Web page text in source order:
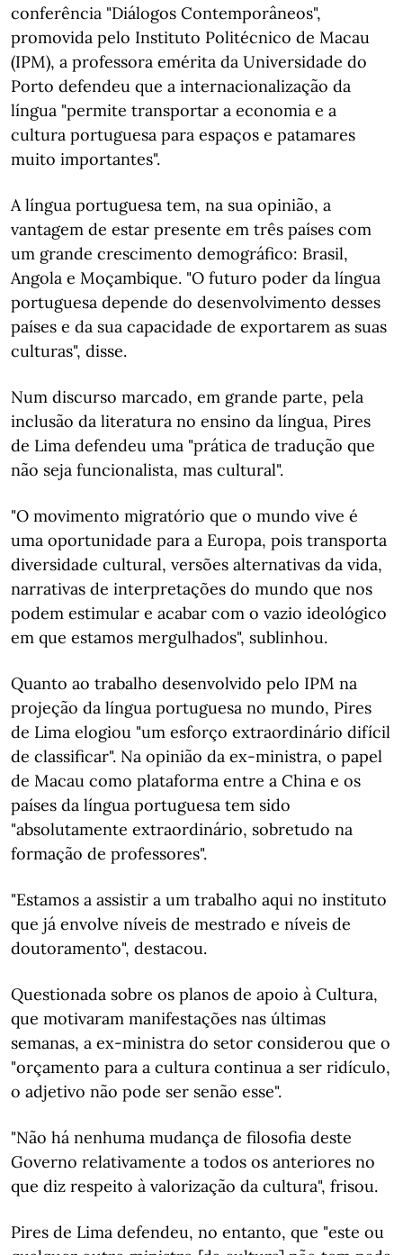
conferência "Diálogos Contemporâneos",
promovida pelo Instituto Politécnico de Macau
(IPM), a professora emérita da Universidade do
Porto defendeu que a internacionalização da
língua "permite transportar a economia e a
cultura portuguesa para espaços e patamares
muito importantes".
A língua portuguesa tem, na sua opinião, a
vantagem de estar presente em três países com
um grande crescimento demográfico: Brasil,
Angola e Moçambique. "O futuro poder da língua
portuguesa depende do desenvolvimento desses
países e da sua capacidade de exportarem as suas
culturas", disse.
Num discurso marcado, em grande parte, pela
inclusão da literatura no ensino da língua, Pires
de Lima defendeu uma "prática de tradução que
não seja funcionalista, mas cultural".
"O movimento migratório que o mundo vive é
uma oportunidade para a Europa, pois transporta
diversidade cultural, versões alternativas da vida,
narrativas de interpretações do mundo que nos
podem estimular e acabar com o vazio ideológico
em que estamos mergulhados", sublinhou.
Quanto ao trabalho desenvolvido pelo IPM na
projeção da língua portuguesa no mundo, Pires
de Lima elogiou "um esforço extraordinário difícil
de classificar". Na opinião da ex-ministra, o papel
de Macau como plataforma entre a China e os
países da língua portuguesa tem sido
"absolutamente extraordinário, sobretudo na
formação de professores".
"Estamos a assistir a um trabalho aqui no instituto
que já envolve níveis de mestrado e níveis de
doutoramento", destacou.
Questionada sobre os planos de apoio à Cultura,
que motivaram manifestações nas últimas
semanas, a ex-ministra do setor considerou que o
"orçamento para a cultura continua a ser ridículo,
o adjetivo não pode ser senão esse".
"Não há nenhuma mudança de filosofia deste
Governo relativamente a todos os anteriores no
que diz respeito à valorização da cultura", frisou.
Pires de Lima defendeu, no entanto, que "este ou